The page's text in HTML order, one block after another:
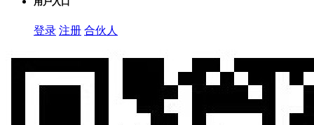
登录 注册 合伙人